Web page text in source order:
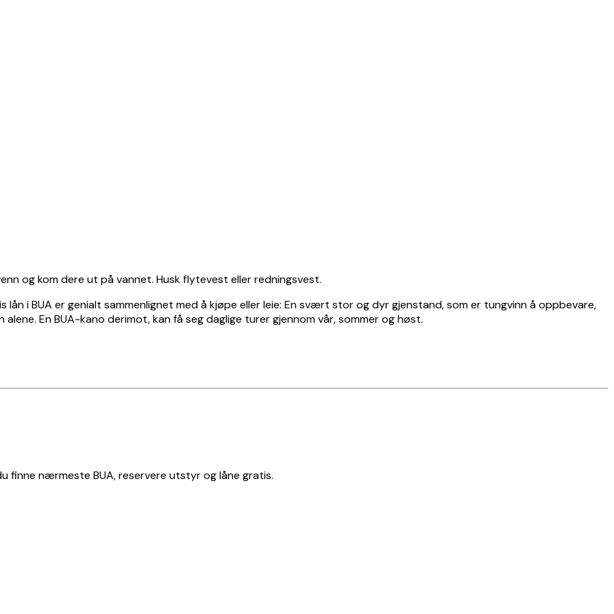
og kom dere ut på vannet. Husk flytevest eller redningsvest.
i BUA er genialt sammenlignet med å kjøpe eller leie: En svært stor og dyr gjenstand, som er tungvinn å oppbevare,
En BUA-kano derimot, kan få seg daglige turer gjennom vår, sommer og høst.
finne nærmeste BUA, reservere utstyr og låne gratis.